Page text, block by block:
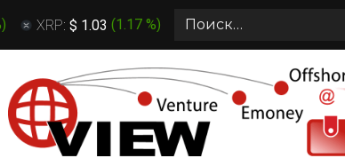
) XRP: $ 1.03 (1.17 %)
Search